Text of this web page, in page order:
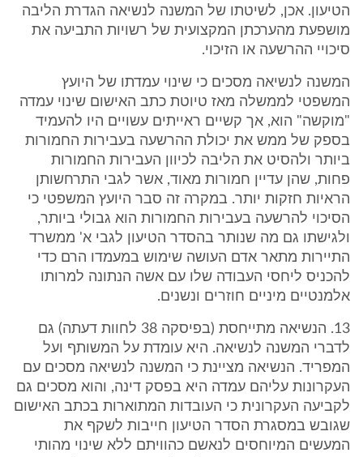
הטיעון. אכן, לשיטתו של המשנה לנשיאה הגדרת הליבה
מושפעת מהערכתן המקצועית של רשויות התביעה את
סיכויי ההרשעה או הזיכוי.
המשנה לנשיאה מסכים כי שינוי עמדתו של היועץ
המשפטי לממשלה מאז טיוטת כתב האישום שינוי עמדה
"מוקשה" הוא, אך קשיים ראייתים עשויים היו להעמיד
בספק של ממש את יכולת ההרשעה בעבירות החמורות
ביותר ולהסיט את הליבה לכיוון העבירות החמורות
פחות, שהן עדיין חמורות מאוד, אשר לגבי התרחשותן
הראיות חזקות יותר. במקרה זה סבר היועץ המשפטי כי
הסיכוי להרשעה בעבירות החמורות הוא גבולי ביותר,
ולגישתו גם מה שנותר בהסדר הטיעון לגבי א' ממשרד
התיירות מתאר אדם העושה שימוש במעמדו הרם כדי
להכניס ליחסי העבודה שלו עם אשה הנתונה למרותו
אלמנטיים מיניים חוזרים ונשנים.
13. הנשיאה מתייחסת (בפיסקה 38 לחוות דעתה) גם
לדברי המשנה לנשיאה. היא עומדת על המשותף ועל
המפריד. הנשיאה מציינת כי המשנה לנשיאה מסכים עם
העקרונות עליהם עמדה היא בפסק דינה, והוא מסכים גם
לקביעה העקרונית כי העובדות המתוארות בכתב האישום
שגובש במסגרת הסדר הטיעון חייבות לשקף את
המעשים המיוחסים לנאשם כהוויתם ללא שינוי מהותי